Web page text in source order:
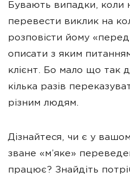
Бувають випадки, коли
перевести виклик на
розповісти йому
описати з яким
клієнт. Бо мало що так
кілька разів
різним людям.
Дізнайтеся, чи є у
зване «м’яке»
працює? Знайдіть